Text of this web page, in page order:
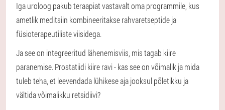
Iga uroloog pakub teraapiat vastavalt oma programmile, kus
ametlik meditsiin kombineeritakse rahvaretseptide ja
füsioterapeutiliste viisidega.
Ja see on integreeritud lähenemisviis, mis tagab kiire
paranemise. Prostatiidi kiire ravi - kas see on võimalik ja mida
tuleb teha, et leevendada lühikese aja jooksul põletikku ja
vältida võimalikku retsidiivi?